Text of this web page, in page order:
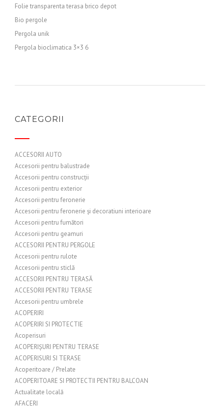
Folie transparenta terasa brico depot
Bio pergole
Pergola unik
Pergola bioclimatica 3×3 6
CATEGORII
ACCESORII AUTO
Accesorii pentru balustrade
Accesorii pentru construcții
Accesorii pentru exterior
Accesorii pentru feronerie
Accesorii pentru feronerie și decoratiuni interioare
Accesorii pentru fumători
Accesorii pentru geamuri
ACCESORII PENTRU PERGOLE
Accesorii pentru rulote
Accesorii pentru sticlă
ACCESORII PENTRU TERASĂ
ACCESORII PENTRU TERASE
Accesorii pentru umbrele
ACOPERIRI
ACOPERIRI SI PROTECTIE
Acoperisuri
ACOPERIȘURI PENTRU TERASE
ACOPERISURI SI TERASE
Acoperitoare / Prelate
ACOPERITOARE SI PROTECTII PENTRU BALCOAN
Actualitate locală
AFACERI